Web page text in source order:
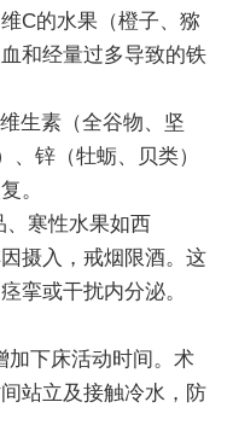
C的水果（橙子、猕
和经量过多导致的铁
生素（全谷物、坚
锌（牡蛎、贝类）
。
、寒性水果如西
摄入，戒烟限酒。这
挛或干扰内分泌。
加下床活动时间。术
站立及接触冷水，防